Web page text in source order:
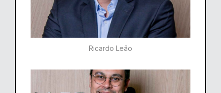
Ricardo Leão​